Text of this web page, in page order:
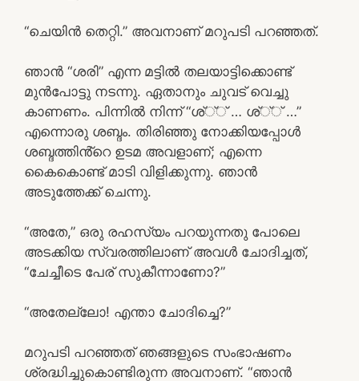
“ചെയിൻ തെറ്റി.” അവനാണ് മറുപടി പറഞ്ഞത്.
ഞാൻ “ശരി” എന്ന മട്ടിൽ തലയാട്ടിക്കൊണ്ട്
മുൻപോട്ടു നടന്നു. ഏതാനും ചുവട് വെച്ചു
കാണണം. പിന്നിൽ നിന്ന് “ശ്്് … ശ്്് …”
എന്നൊരു ശബ്ദം. തിരിഞ്ഞു നോക്കിയപ്പോൾ
ശബ്ദത്തിൻ്റെ ഉടമ അവളാണ്; എന്നെ
കൈകൊണ്ട് മാടി വിളിക്കുന്നു. ഞാൻ
അടുത്തേക്ക് ചെന്നു.
“അതേ,” ഒരു രഹസ്യം പറയുന്നതു പോലെ
അടക്കിയ സ്വരത്തിലാണ് അവൾ ചോദിച്ചത്,
“ചേച്ചീടെ പേര് സുകീന്നാണോ?”
“അതേല്ലോ! എന്താ ചോദിച്ചെ?”
മറുപടി പറഞ്ഞത് ഞങ്ങളുടെ സംഭാഷണം
ശ്രദ്ധിച്ചുകൊണ്ടിരുന്ന അവനാണ്. “ഞാൻ